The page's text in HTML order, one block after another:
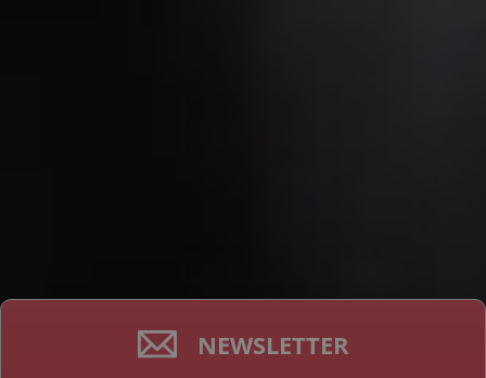
NEWSLETTER